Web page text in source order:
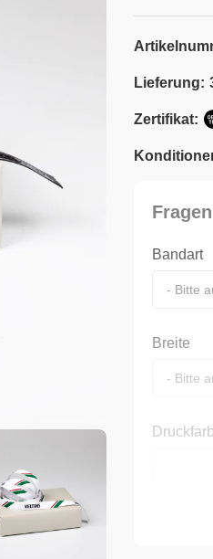
Lieferung:
Zertifikat:
Bandart
Breite